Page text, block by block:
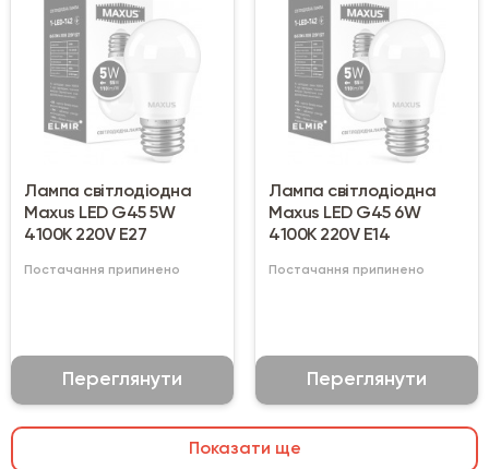
Лампа світлодіодна
Maxus LED G45 5W
4100K 220V Е27
Постачання припинено
Переглянути
Лампа світлодіодна
Maxus LED G45 6W
4100K 220V Е14
Постачання припинено
Переглянути
Показати ще